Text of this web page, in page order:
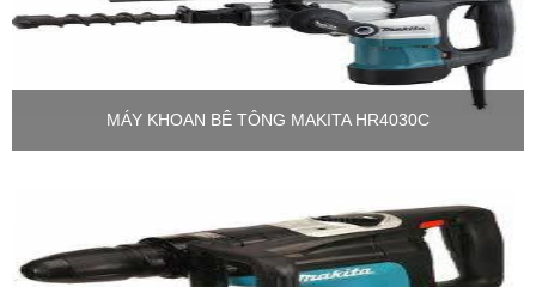
MÁY KHOAN BÊ TÔNG MAKITA HR4030C